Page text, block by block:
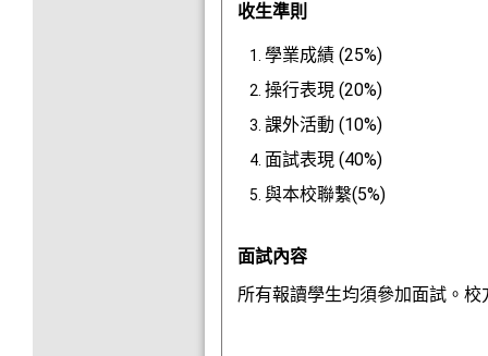
收生準則
學業成績 (25%)
操行表現 (20%)
課外活動 (10%)
面試表現 (40%)
與本校聯繫(5%)
面試內容
所有報讀學生均須參加面試。